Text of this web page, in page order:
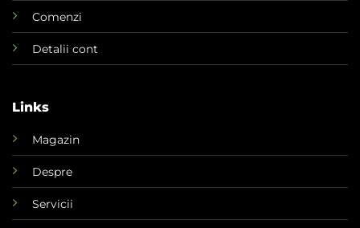
Comenzi
Detalii cont
Links
Magazin
Despre
Servicii